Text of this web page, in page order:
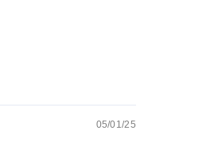
05/01/25